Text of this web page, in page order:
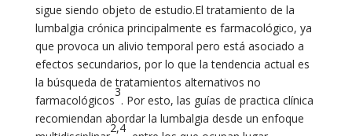
sigue siendo objeto de estudio.El tratamiento de la
lumbalgia crónica principalmente es farmacológico, ya
que provoca un alivio temporal pero está asociado a
efectos secundarios, por lo que la tendencia actual es
la búsqueda de tratamientos alternativos no
farmacológicos
3
. Por esto, las guías de practica clínica
recomiendan abordar la lumbalgia desde un enfoque
2,4